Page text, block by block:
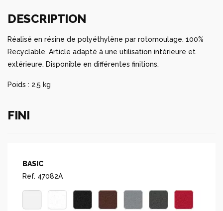
DESCRIPTION
Réalisé en résine de polyéthylène par rotomoulage. 100%
Recyclable. Article adapté à une utilisation intérieure et
extérieure. Disponible en différentes finitions.
Poids : 2,5 kg
FINI
BASIC
Ref. 47082A